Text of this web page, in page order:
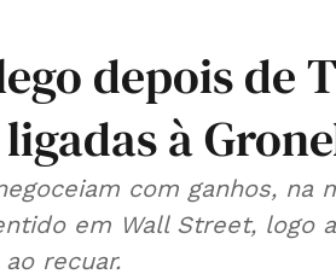
depois de
à
com ganhos, na
em Wall Street, logo
recuar.